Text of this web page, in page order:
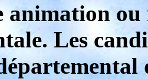
animation
Les